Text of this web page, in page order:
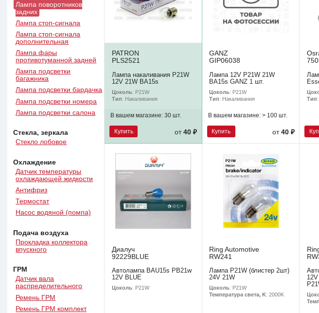
Лампа поворотников
задних
Лампа стоп-сигнала
Лампа стоп-сигнала
дополнительная
Лампа фары
противотуманной задней
Лампа подсветки
багажника
Лампа подсветки бардачка
Лампа подсветки номера
Лампа подсветки салона
Стекла, зеркала
Стекло лобовое
Охлаждение
Датчик температуры
охлаждающей жидкости
Антифриз
Термостат
Насос водяной (помпа)
Подача воздуха
Прокладка коллектора
впускного
ГРМ
Датчик вала
распределительного
Ремень ГРМ
Ремень ГРМ комплект
PATRON
PLS2521
Лампа накаливания P21W
12V 21W BA15s
Цоколь: P21W
Тип: Накаливания
В вашем магазине: 30 шт.
Купить от40 ₽
GANZ
GIP06038
Лампа 12V P21W 21W
BA15s GANZ 1 шт.
Цоколь: P21W
Тип: Накаливания
В вашем магазине: > 100 шт.
Купить от 40 ₽
Тип
Диалуч
92229BLUE
Автолампа BAU15s PB21w
12V BLUE
Цоколь: P21W
Ring Automotive
RW241
Лампа P21W (блистер 2шт)
24V 21W
Цоколь: P21W
Температура света, K: 2000K